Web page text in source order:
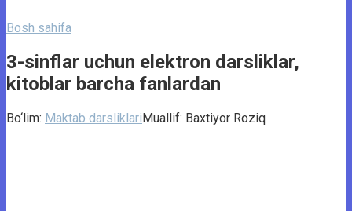
Bosh sahifa
3-sinflar uchun elektron darsliklar,
kitoblar barcha fanlardan
Bo‘lim: Maktab darsliklariMuallif: Baxtiyor Roziq